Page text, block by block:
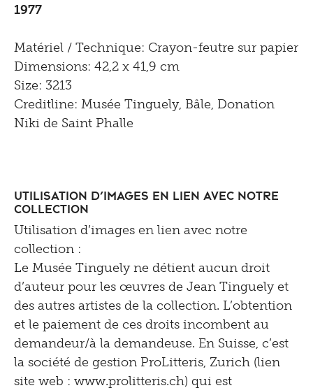
1977
Matériel / Technique: Crayon-feutre sur papier
Dimensions: 42,2 x 41,9 cm
Size: 3213
Creditline: Musée Tinguely, Bâle, Donation
Niki de Saint Phalle
Utilisation d’images en lien avec notre
collection
Utilisation d’images en lien avec notre
collection :
Le Musée Tinguely ne détient aucun droit
d’auteur pour les œuvres de Jean Tinguely et
des autres artistes de la collection. L’obtention
et le paiement de ces droits incombent au
demandeur/à la demandeuse. En Suisse, c’est
la société de gestion ProLitteris, Zurich (lien
site web : www.prolitteris.ch) qui est